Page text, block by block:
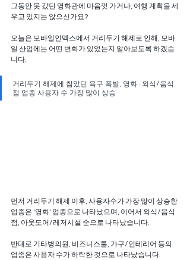
그동안 못 갔던 영화관에 마음껏 가거나, 여행 계획을 세
우고 있지는 않으신가요?
오늘은 모바일인덱스에서 거리두기 해제로 인해, 모바
일 산업에는 어떤 변화가 있었는지 알아보도록 하겠습
니다.
거리두기 해제에 참았던 욕구 폭발, 영화 · 외식/음식
점 업종 사용자 수 가장 많이 상승
먼저 거리두기 해제 이후, 사용자수가 가장 많이 상승한
업종은 '영화' 업종으로 나타났으며, 이어서 외식/음식
점, 아웃도어/레저시설 순으로 나타났습니다.
반대로 기타병의원, 비즈니스툴, 가구/인테리어 등의
업종은 사용자 수가 하락한 것으로 나타났습니다.